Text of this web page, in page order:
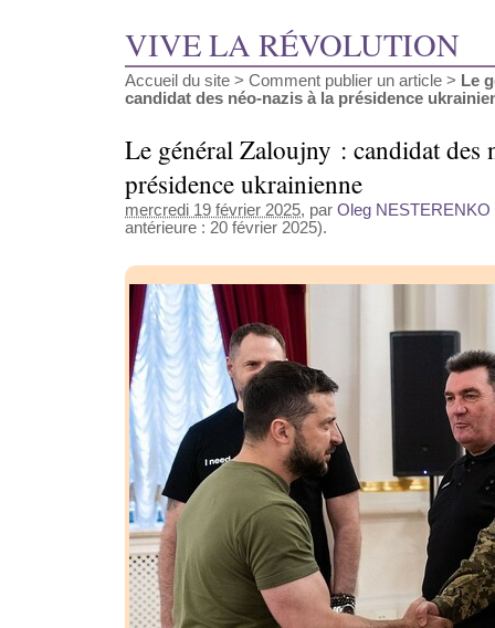
VIVE LA RÉVOLUTION
Accueil du site > Comment publier un article > Le
candidat des néo-nazis à la présidence
Le général Zaloujny : candidat des
présidence ukrainienne
mercredi 19 février 2025, par Oleg NESTERENKO
antérieure : 20 février 2025).